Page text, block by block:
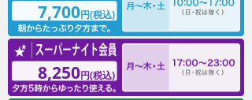
7,700円(税込)
8,250円(税込)